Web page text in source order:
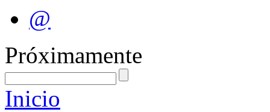
@
Próximamente
Inicio